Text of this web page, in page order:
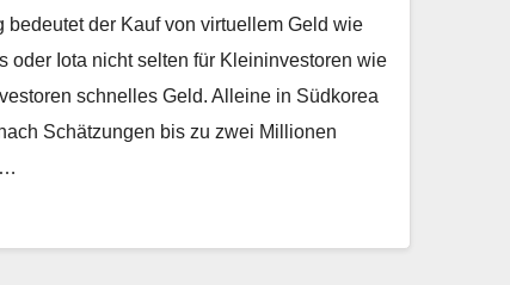
bedeutet der Kauf von virtuellem Geld wie
oder Iota nicht selten für Kleininvestoren wie
schnelles Geld. Alleine in Südkorea
Schätzungen bis zu zwei Millionen